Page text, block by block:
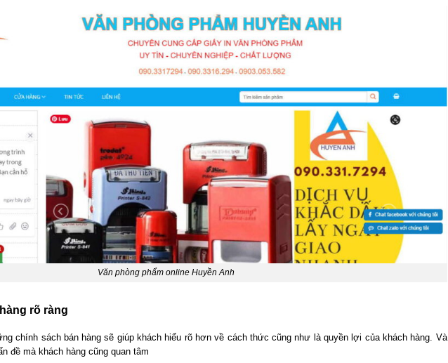
Văn phòng phẩm online Huyền Anh
rõ ràng
chính sách bán hàng sẽ giúp khách hiểu rõ hơn về cách thức cũng như là quyền lợi của khách hàng. Và
đề mà khách hàng cũng quan tâm